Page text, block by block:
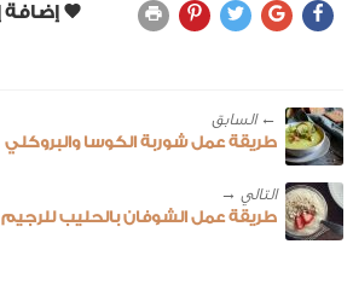
← ‎السابق
طريقة عمل شوربة الكوسا والبروكلي
طريقة عمل الشوفان بالحليب للرجيم